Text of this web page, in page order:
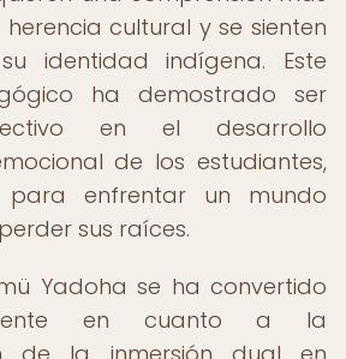
cultural y se sienten
identidad indígena. Este
ha demostrado ser
en el desarrollo
de los estudiantes,
para enfrentar un mundo
sus raíces.
Yadoha se ha convertido
en cuanto a la